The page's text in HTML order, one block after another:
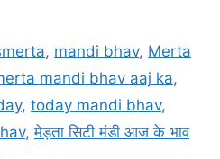
, mandi bhav, Merta
mandi bhav aaj ka,
, today mandi bhav,
,मेड़ता सिटी मंडी आज के भाव